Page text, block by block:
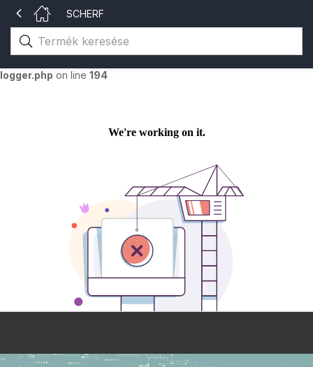
Warning: The magic method Merlin_Logger::__wakeup() must have
public visibility in /home/gsvhu/katalogusok.gsv.hu/wp-
content/themes/aora/inc/merlin/includes/class-merlin-
logger.php on line 194
SCHERF